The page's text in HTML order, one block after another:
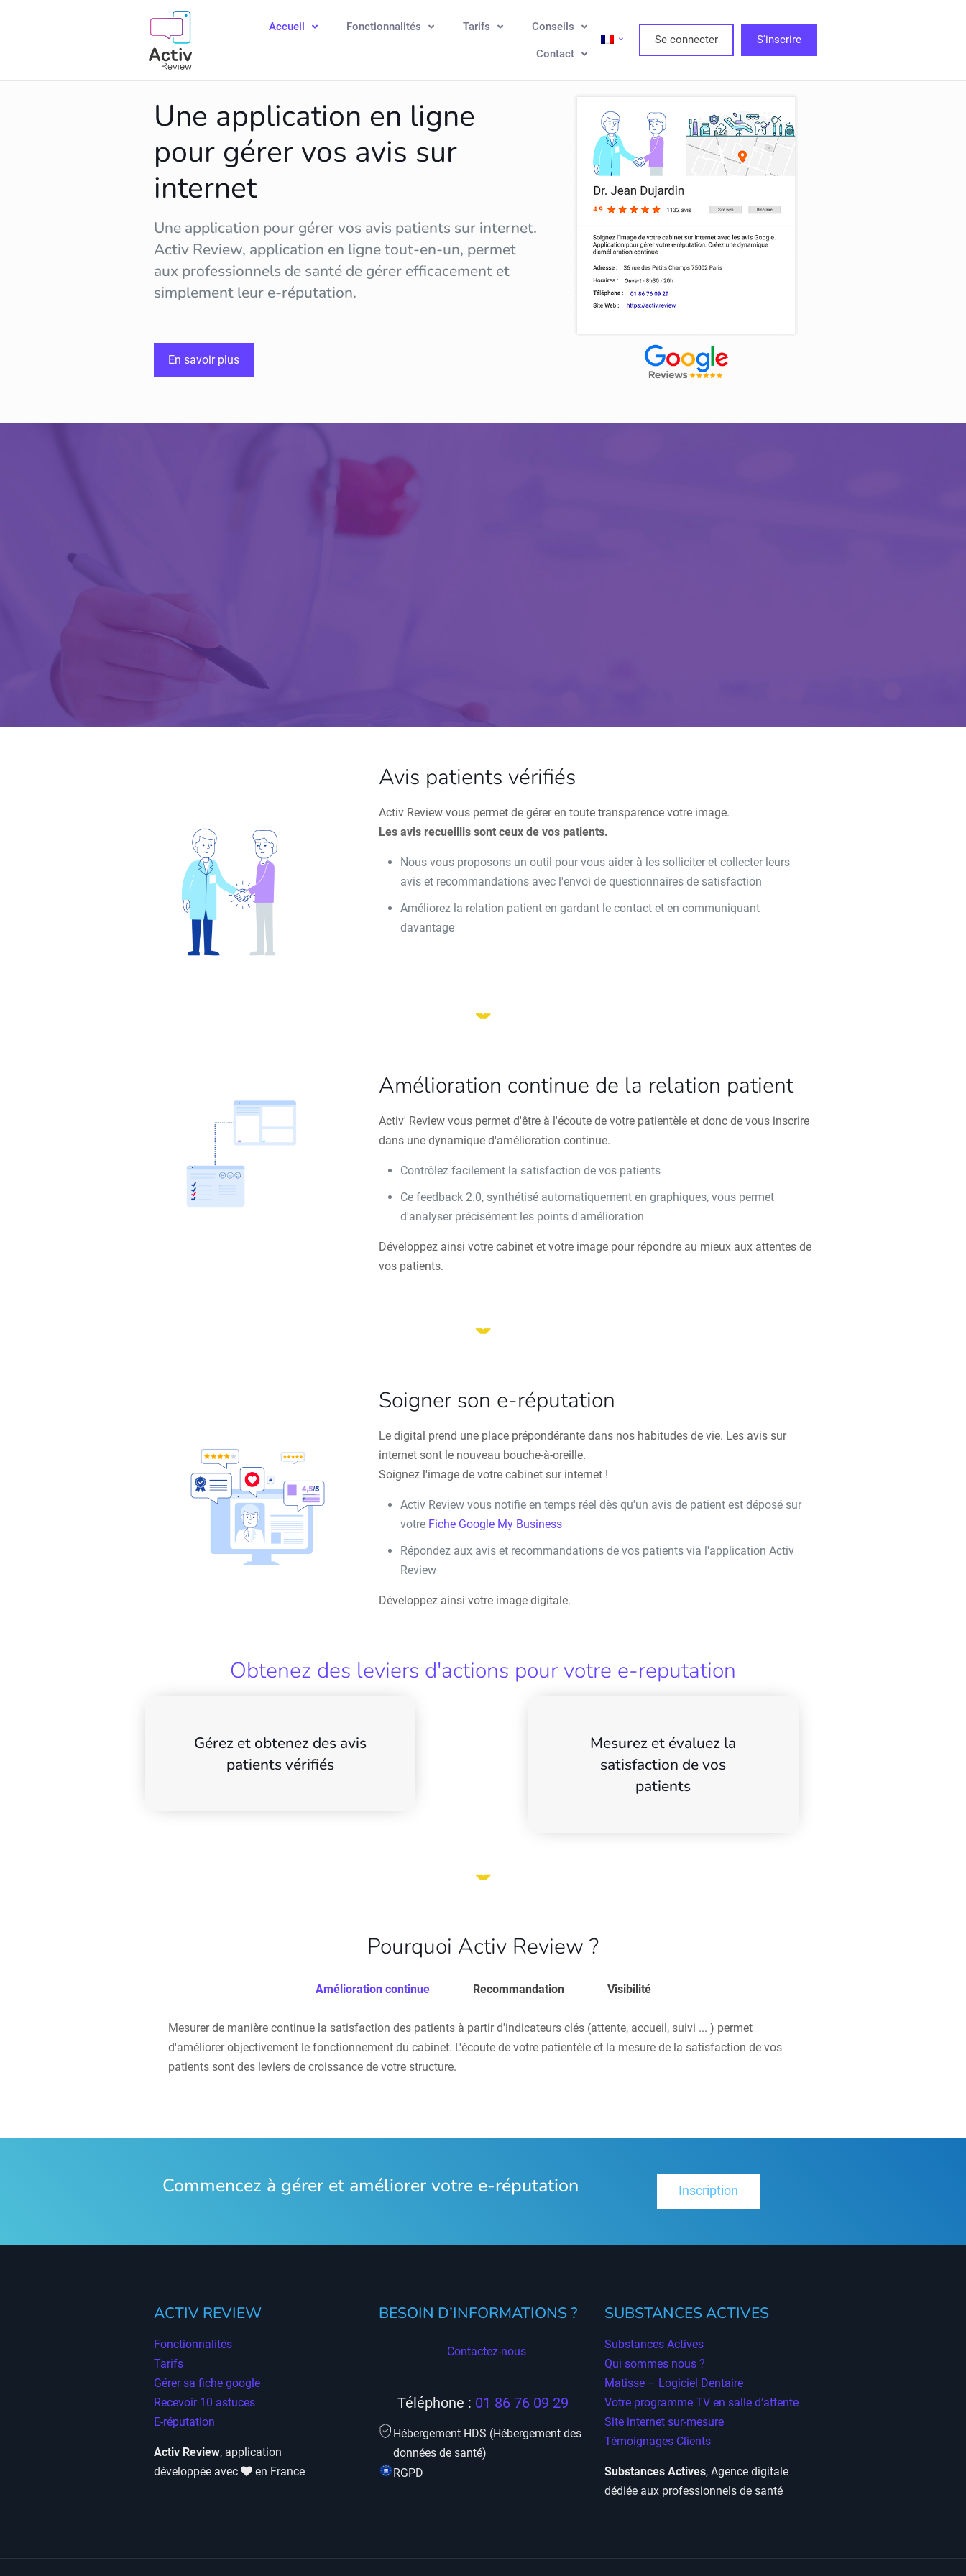
Accueil Fonctionnalités Tarifs Conseils
Contact
Se connecter S'inscrire
Une application en ligne
pour gérer vos avis sur
internet
Une application pour gérer vos avis patients sur internet.
Activ Review, application en ligne tout-en-un, permet
aux professionnels de santé de gérer efficacement et
simplement leur e-réputation.
En savoir plus
Avis patients vérifiés
Activ Review vous permet de gérer en toute transparence votre image.
Les avis recueillis sont ceux de vos patients.
Nous vous proposons un outil pour vous aider à les solliciter et collecter leurs
avis et recommandations avec l'envoi de questionnaires de satisfaction
Améliorez la relation patient en gardant le contact et en communiquant
davantage
Amélioration continue de la relation patient
Activ' Review vous permet d'être à l'écoute de votre patientèle et donc de vous inscrire
dans une dynamique d'amélioration continue.
Contrôlez facilement la satisfaction de vos patients
Ce feedback 2.0, synthétisé automatiquement en graphiques, vous permet
d'analyser précisément les points d'amélioration
Développez ainsi votre cabinet et votre image pour répondre au mieux aux attentes de
vos patients.
Soigner son e-réputation
Le digital prend une place prépondérante dans nos habitudes de vie. Les avis sur
internet sont le nouveau bouche-à-oreille.
Soignez l'image de votre cabinet sur internet !
Activ Review vous notifie en temps réel dès qu'un avis de patient est déposé sur
votre Fiche Google My Business
Répondez aux avis et recommandations de vos patients via l'application Activ
Review
Développez ainsi votre image digitale.
Obtenez des leviers d'actions pour votre e-reputation
Gérez et obtenez des avis
patients vérifiés
Mesurez et évaluez la
satisfaction de vos
patients
Pourquoi Activ Review ?
Amélioration continue Recommandation Visibilité
Mesurer de manière continue la satisfaction des patients à partir d'indicateurs clés (attente, accueil, suivi ... ) permet
d'améliorer objectivement le fonctionnement du cabinet. L'écoute de votre patientèle et la mesure de la satisfaction de vos
patients sont des leviers de croissance de votre structure.
Commencez à gérer et améliorer votre e-réputation Inscription
ACTIV REVIEW
Fonctionnalités
Tarifs
Gérer sa fiche google
Recevoir 10 astuces
E-réputation
Activ Review, application
développée avec
en France
BESOIN D’INFORMATIONS ?
Contactez-nous
Téléphone : 01 86 76 09 29
Hébergement HDS (Hébergement des
données de santé)
RGPD
SUBSTANCES ACTIVES
Substances Actives
Qui sommes nous ?
Matisse – Logiciel Dentaire
Votre programme TV en salle d’attente
Site internet sur-mesure
Témoignages Clients
Substances Actives, Agence digitale
dédiée aux professionnels de santé